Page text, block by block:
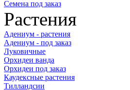
Семена под заказ
Растения
Адениум - растения
Адениум - под заказ
Луковичные
Орхидеи ванда
Орхидеи под заказ
Каудексные растения
Тилландсии